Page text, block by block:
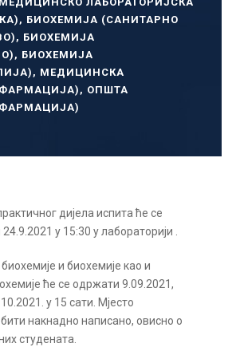
, БИОХЕМИЈА (САНИТАРНО
, БИОХЕМИЈА
, БИОХЕМИЈА
, МЕДИЦИНСКА
, ОПШТА
дијела испита ће се
у 15:30 у лабораторији .
и биохемије као и
ће се одржати 9.09.2021,
у 15 сати. Мјесто
накнадно написано, овисно о
студената.